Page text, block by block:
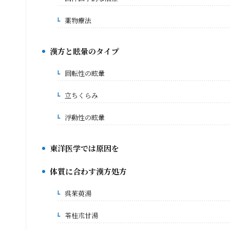
3-2-1.
薬物療法
4.
漢方と眩暈のタイプ
4-1.回転性の眩暈
4-2.立ちくらみ
4-3.浮動性の眩暈
5.
東洋医学では原因を
6.
体質に合わす漢方処方
6-1.呉茱萸湯
6-2.苓桂朮甘湯